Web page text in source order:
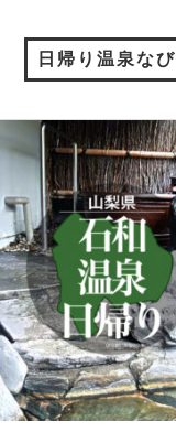
日帰り温泉なび